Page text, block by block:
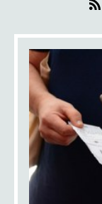
izango
Euskal
Herriko
Bertsolari
Txapelketa